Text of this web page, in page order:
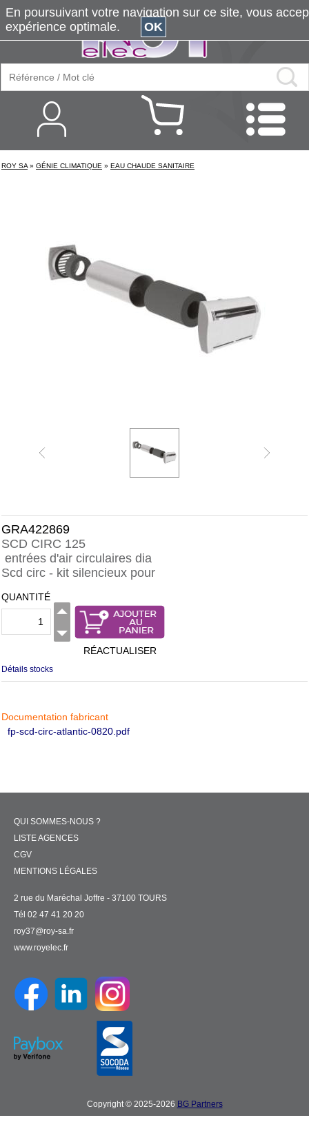
ROY SA » GÉNIE CLIMATIQUE » EAU CHAUDE SANITAIRE
GRA422869
SCD CIRC 125
entrées d'air circulaires dia
Scd circ - kit silencieux pour
QUANTITÉ
RÉACTUALISER
Détails stocks
Documentation fabricant
fp-scd-circ-atlantic-0820.pdf
QUI SOMMES-NOUS ?
LISTE AGENCES
CGV
MENTIONS LÉGALES
2 rue du Maréchal Joffre - 37100 TOURS
Tél 02 47 41 20 20
roy37@roy-sa.fr
www.royelec.fr
Copyright © 2025-2026 BG Partners
En poursuivant votre navigation sur ce site, vous
expérience optimale.
OK